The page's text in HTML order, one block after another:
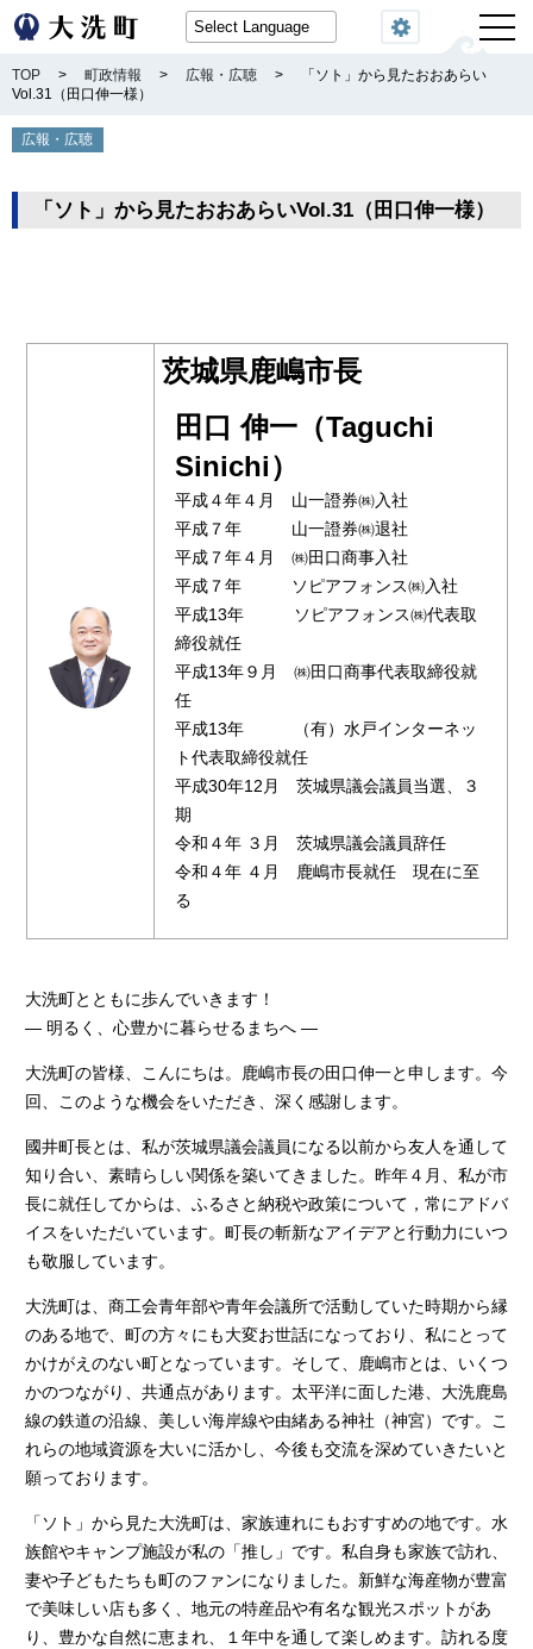
閲覧機能
TOP > 町政情報 > 広報・広聴 >
「ソト」から見たおおあらい
Vol.31（田口伸一様）
広報・広聴
「ソト」から見たおおあらいVol.31（田口伸一様）
茨城県鹿嶋市長
田口 伸一（Taguchi
Sinichi）
平成４年４月 山一證券㈱入社
平成７年 山一證券㈱退社
平成７年４月 ㈱田口商事入社
平成７年 ソピアフォンス㈱入社
平成13年 ソピアフォンス㈱代表取
締役就任
平成13年９月 ㈱田口商事代表取締役就
任
平成13年 （有）水戸インターネッ
ト代表取締役就任
平成30年12月 茨城県議会議員当選、３
期
令和４年 ３月 茨城県議会議員辞任
令和４年 ４月 鹿嶋市長就任 現在に至
る
大洗町とともに歩んでいきます！
― 明るく、心豊かに暮らせるまちへ ―
大洗町の皆様、こんにちは。鹿嶋市長の田口伸一と申します。今
回、このような機会をいただき、深く感謝します。
國井町長とは、私が茨城県議会議員になる以前から友人を通して
知り合い、素晴らしい関係を築いてきました。昨年４月、私が市
長に就任してからは、ふるさと納税や政策について，常にアドバ
イスをいただいています。町長の斬新なアイデアと行動力にいつ
も敬服しています。
大洗町は、商工会青年部や青年会議所で活動していた時期から縁
のある地で、町の方々にも大変お世話になっており、私にとって
かけがえのない町となっています。そして、鹿嶋市とは、いくつ
かのつながり、共通点があります。太平洋に面した港、大洗鹿島
線の鉄道の沿線、美しい海岸線や由緒ある神社（神宮）です。こ
れらの地域資源を大いに活かし、今後も交流を深めていきたいと
願っております。
「ソト」から見た大洗町は、家族連れにもおすすめの地です。水
族館やキャンプ施設が私の「推し」です。私自身も家族で訪れ、
妻や子どもたちも町のファンになりました。新鮮な海産物が豊富
で美味しい店も多く、地元の特産品や有名な観光スポットがあ
り、豊かな自然に恵まれ、１年中を通して楽しめます。訪れる度